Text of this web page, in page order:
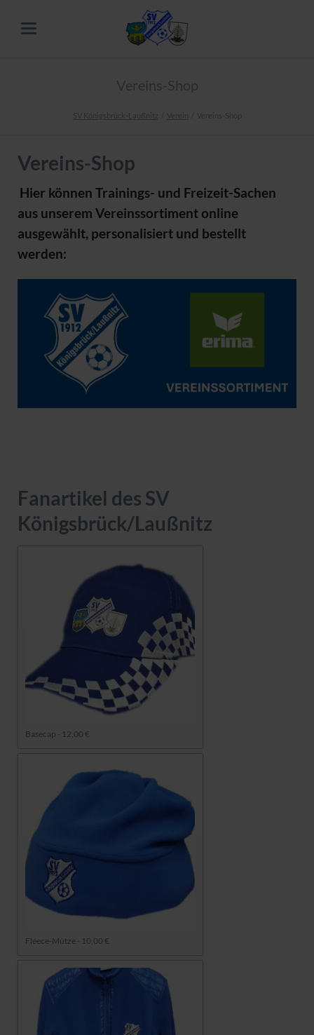
Vereins-Shop
SV Königsbrück-Laußnitz Verein Vereins-Shop
Vereins-Shop
Hier können Trainings- und Freizeit-Sachen
aus unserem Vereinssortiment online
ausgewählt, personalisiert und bestellt
werden:
Fanartikel des SV
Königsbrück/Laußnitz
Basecap - 12,00 €
Fleece-Mütze - 10,00 €